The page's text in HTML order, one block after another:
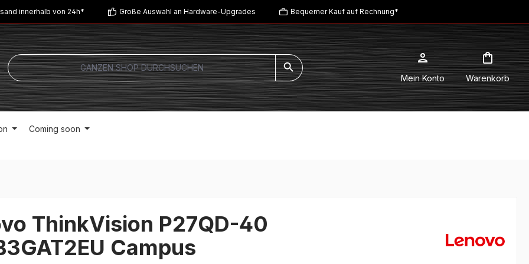
innerhalb von 24h* Große Auswahl an Hardware-Upgrades Bequemer Kauf auf Rechnung*
Mein Konto Warenkorb
Coming soon
ThinkVision P27QD-40
Campus